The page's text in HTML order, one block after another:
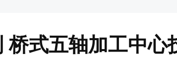
桥式五轴加工中心